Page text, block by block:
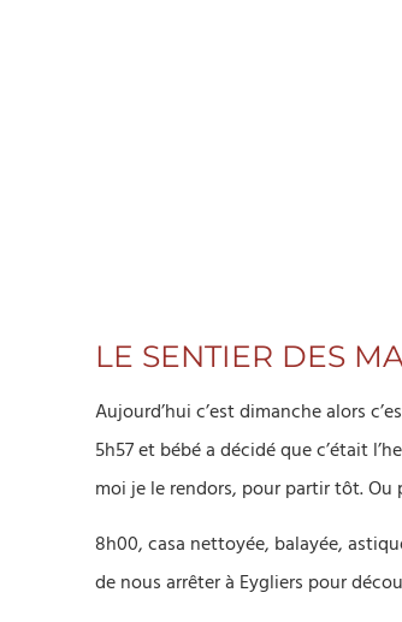
LE SENTIER DES
Aujourd’hui c’est dimanche alors
5h57 et bébé a décidé que c’était
moi je le rendors, pour partir tôt.
8h00, casa nettoyée, balayée,
de nous arrêter à Eygliers pour